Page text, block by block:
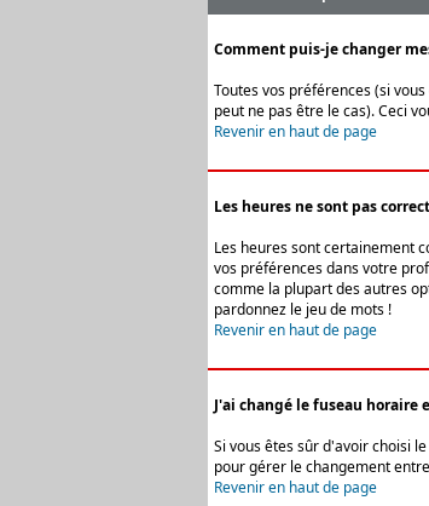
Comment puis-je changer
Toutes vos préférences (si
peut ne pas être le cas). Ceci
Revenir en haut de page
Les heures ne sont pas
Les heures sont certainement
vos préférences dans votre
comme la plupart des autres
pardonnez le jeu de mots !
Revenir en haut de page
J'ai changé le fuseau horaire
Si vous êtes sûr d'avoir choisi
pour gérer le changement
Revenir en haut de page